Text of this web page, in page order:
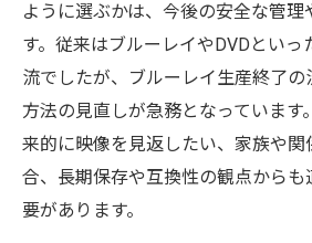
ように選ぶかは、今後の安全な管理
す。従来はブルーレイやDVDといっ
流でしたが、ブルーレイ生産終了
方法の見直しが急務となっています
来的に映像を見返したい、家族や関
合、長期保存や互換性の観点から
要があります。